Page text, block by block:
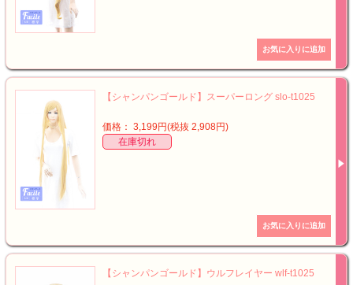
【シャンパンゴールド】スーパーロング slo-t1025
価格： 3,199円(税抜 2,908円)
在庫切れ
【シャンパンゴールド】ウルフレイヤー wlf-t1025